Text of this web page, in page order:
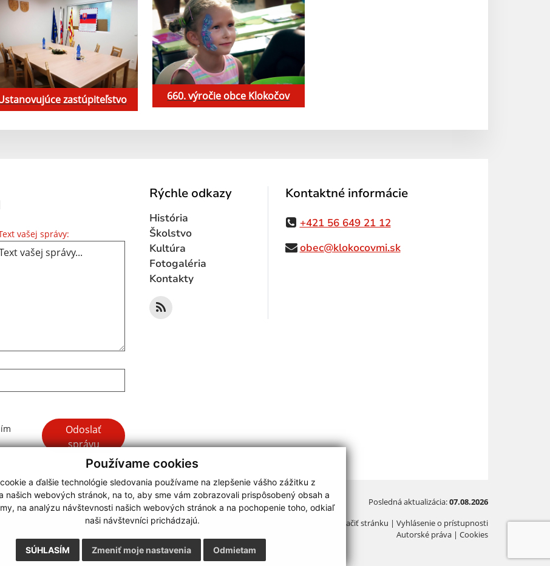
Používame cookies
a ďalšie technológie sledovania používame na zlepšenie vášho zážitku z
našich webových stránok, na to, aby sme vám zobrazovali prispôsobený obsah a
na analýzu návštevnosti našich webových stránok a na pochopenie toho, odkiaľ
naši návštevníci prichádzajú.
SÚHLASÍM Odmietam
Zmeniť moje nastavenia
zastúpiteľstvo 660. výročie obce Klokočov
vašej správy: Text vašej správy...
Google reCaptcha Response
Odoslať
správu
Rýchle odkazy
História
Školstvo
Kultúra
Fotogaléria
Kontakty
Kontaktné informácie
+421 56 649 21 12
obec@klokocovmi.sk
Posledná aktualizácia:07.08.2026
Vytlačiť stránku | Vyhlásenie o prístupnosti
Autorské práva | Cookies
webdesign |